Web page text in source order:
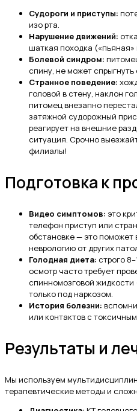
Судороги и приступы:
изо рта.
Нарушение движений:
шаткая походка
Болевой синдром:
спину, не может спрыгнуть
Странное поведение:
головой в стену, наклон
питомец внезапно
затяжной судорожный
реагирует на внешние
ситуация. Срочно
филиалы!
Подготовка к
Видео симптомов: это
телефон приступ или
обстановке — это поможет
неврологию от других
Голодная диета: строго
осмотр часто требует
спинномозговой
только под наркозом.
История болезни:
или контактов с
Результаты и
Мы используем
терапевтические методы и